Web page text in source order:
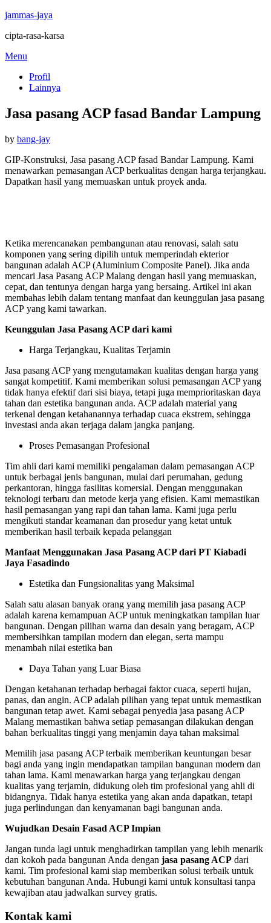
jammas-jaya
cipta-rasa-karsa
Skip
content
Menu
Profil
Lainnya
Jasa pasang ACP fasad Bandar Lampung
by bang-jayPosted
GIP-Konstruksi, Jasa pasang ACP fasad Bandar Lampung. Kami
menawarkan pemasangan ACP berkualitas dengan harga terjangkau.
Dapatkan hasil yang memuaskan untuk proyek anda.
Ketika merencanakan pembangunan atau renovasi, salah satu
komponen yang sering dipilih untuk memperindah ekterior
bangunan adalah ACP (Aluminium Composite Panel). Jika anda
mencari Jasa Pasang ACP Malang dengan hasil yang memuaskan,
cepat, dan tentunya dengan harga yang bersaing. Artikel ini akan
membahas lebih dalam tentang manfaat dan keunggulan jasa pasang
ACP yang kami tawarkan.
Keunggulan Jasa Pasang ACP dari kami
Harga Terjangkau, Kualitas Terjamin
Jasa pasang ACP yang mengutamakan kualitas dengan harga yang
sangat kompetitif. Kami memberikan solusi pemasangan ACP yang
tidak hanya efektif dari sisi biaya, tetapi juga memprioritaskan daya
tahan dan estetika bangunan anda. ACP adalah material yang
terkenal dengan ketahanannya terhadap cuaca ekstrem, sehingga
investasi anda akan terjaga dalam jangka panjang.
Proses Pemasangan Profesional
Tim ahli dari kami memiliki pengalaman dalam pemasangan ACP
untuk berbagai jenis bangunan, mulai dari perumahan, gedung
perkantoran, hingga fasilitas komersial. Dengan menggunakan
teknologi terbaru dan metode kerja yang efisien. Kami memastikan
hasil pemasangan yang rapi dan tahan lama. Kami juga perlu
mengikuti standar keamanan dan prosedur yang ketat untuk
memberikan hasil terbaik kepada pelanggan
Manfaat Menggunakan Jasa Pasang ACP dari PT Kiabadi
Jaya Fasadindo
Estetika dan Fungsionalitas yang Maksimal
Salah satu alasan banyak orang yang memilih jasa pasang ACP
adalah karena kemampuan ACP untuk meningkatkan tampilan luar
bangunan. Dengan pilihan warna dan desain yang beragam, ACP
membersihkan tampilan modern dan elegan, serta mampu
menambah nilai estetika ban
Daya Tahan yang Luar Biasa
Dengan ketahanan terhadap berbagai faktor cuaca, seperti hujan,
panas, dan angin. ACP adalah pilihan yang tepat untuk memastikan
bangunan tetap awet. Kami sebagai penyedia jasa pasang ACP
Malang memastikan bahwa setiap pemasangan dilakukan dengan
bahan berkualitas tinggi yang menjamin daya tahan maksimal
Memilih jasa pasang ACP terbaik memberikan keuntungan besar
bagi anda yang ingin mendapatkan tampilan bangunan modern dan
tahan lama. Kami menawarkan harga yang terjangkau dengan
kualitas yang terjamin, didukung oleh tim profesional yang ahli di
bidangnya. Tidak hanya estetika yang akan anda dapatkan, tetapi
juga perlindungan dan kenyamanan bagi bangunan anda.
Wujudkan Desain Fasad ACP Impian
Jangan tunda lagi untuk menghadirkan tampilan yang lebih menarik
dan kokoh pada bangunan Anda dengan jasa pasang ACP dari
kami. Tim profesional kami siap memberikan solusi terbaik untuk
kebutuhan bangunan Anda. Hubungi kami untuk konsultasi tanpa
kewajiban atau jadwalkan survey gratis.
Kontak kami